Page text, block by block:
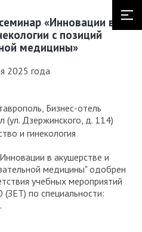
«Инновации в
с позиций
медицины»
2025 года
Бизнес-отель
(ул. Дзержинского, д. 114)
и гинекология
в акушерстве и
медицины" одобрен
учебных мероприятий
по специальности: